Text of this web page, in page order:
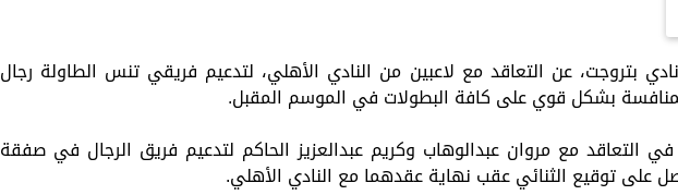
بتروجت، عن التعاقد مع لاعبين من النادي الأهلي، لتدعيم فريقي تنس الطاولة رجال
للمنافسة بشكل قوي على كافة البطولات في الموسم المقبل.
التعاقد مع مروان عبدالوهاب وكريم عبدالعزيز الحاكم لتدعيم فريق الرجال في صفقة
على توقيع الثنائي عقب نهاية عقدهما مع النادي الأهلي.